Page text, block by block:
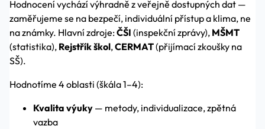
Hodnocení vychází výhradně z veřejně dostupných dat —
zaměřujeme se na bezpečí, individuální přístup a klima, ne
na známky. Hlavní zdroje:ČŠI (inspekční zprávy), MŠMT
(statistika), Rejstřík škol,CERMAT(přijímací zkoušky na
SŠ).
Hodnotíme 4 oblasti (škála 1–4):
Kvalita výuky — metody, individualizace, zpětná
vazba